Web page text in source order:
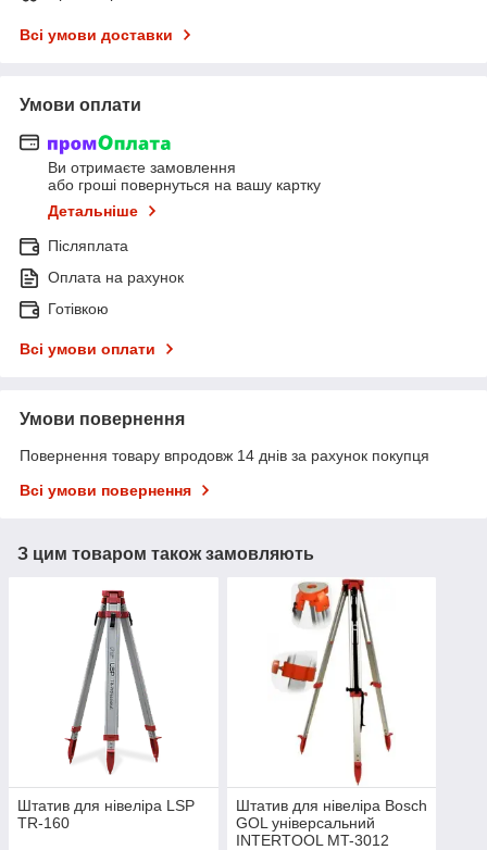
Всі умови доставки
Умови оплати
Ви отримаєте замовлення
або гроші повернуться на вашу картку
Детальніше
Післяплата
Оплата на рахунок
Готівкою
Всі умови оплати
Умови повернення
Повернення товару впродовж 14 днів за рахунок покупця
Всі умови повернення
З цим товаром також замовляють
Штатив для нівеліра LSP
TR-160
Штатив для нівеліра Bosch
GOL універсальний
INTERTOOL MT-3012